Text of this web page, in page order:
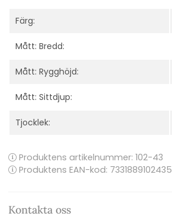
Färg:
Mått: Bredd:
Mått: Rygghöjd:
Mått: Sittdjup:
Tjocklek:
Produktens artikelnummer: 102-43
Produktens EAN-kod: 7331889102435
Kontakta oss